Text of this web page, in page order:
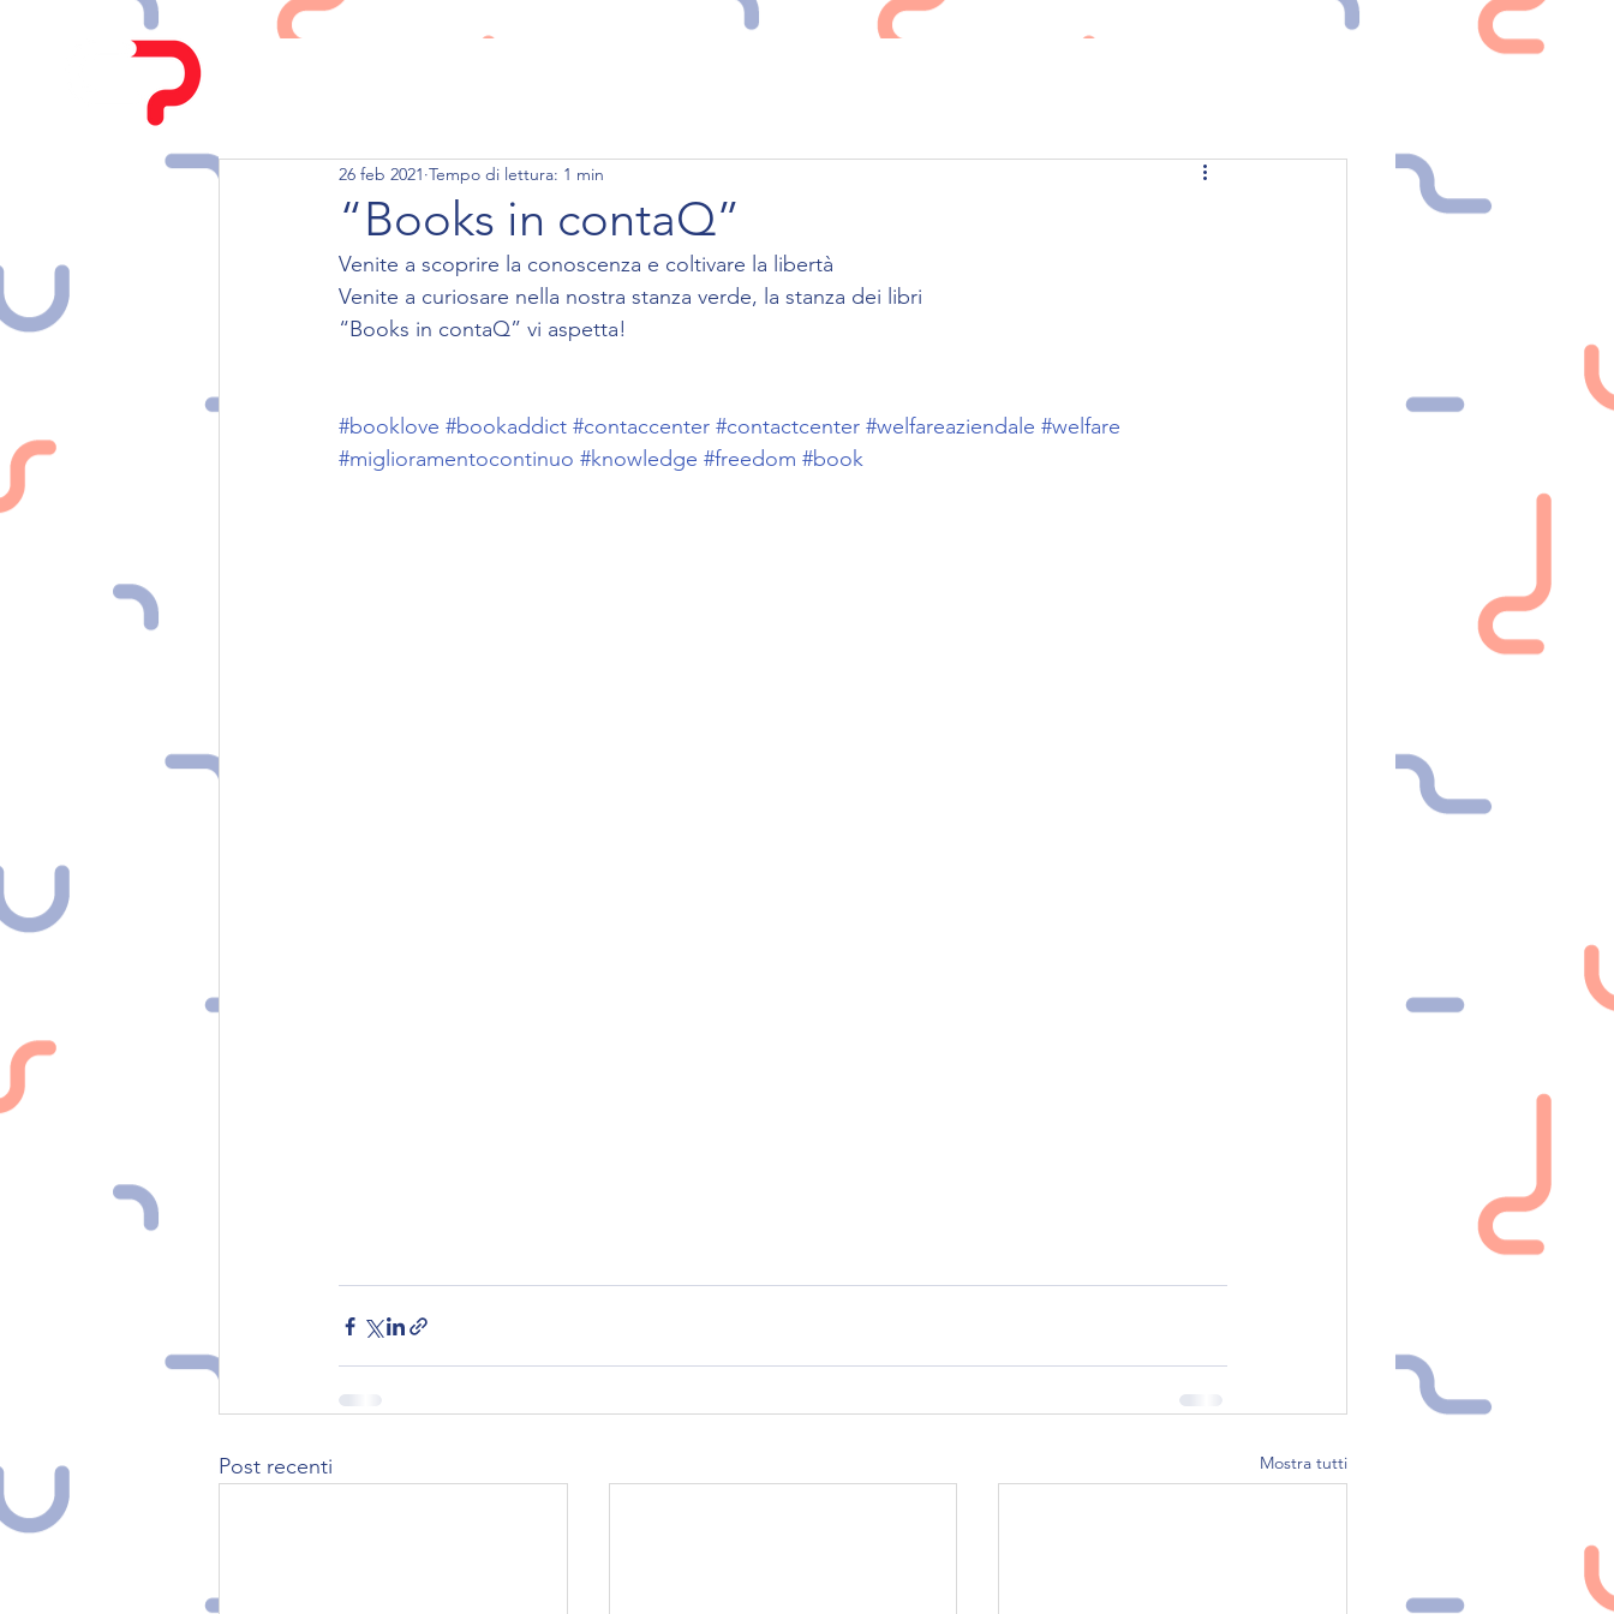
“Books in contaQ”
26 feb 2021 Tempo di lettura: 1 min
Venite a scoprire la conoscenza e coltivare la libertà
Venite a curiosare nella nostra stanza verde, la stanza dei libri
“Books in contaQ” vi aspetta!
#booklove #bookaddict #contaccenter #contactcenter #welfareaziendale #welfare
#miglioramentocontinuo #knowledge #freedom #book
Post recenti Mostra tutti